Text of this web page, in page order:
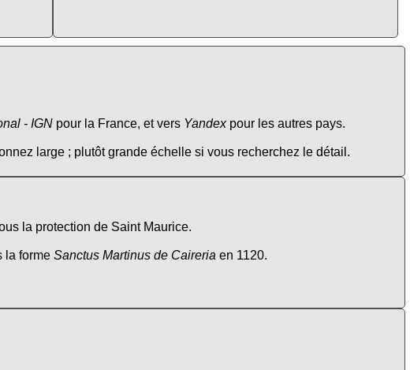
- IGN pour la France, et vers Yandexpour les autres pays.
large ; plutôt grande échelle si vous recherchez le détail.
la protection de Saint Maurice.
la forme Sanctus Martinus de Caireria en 1120.